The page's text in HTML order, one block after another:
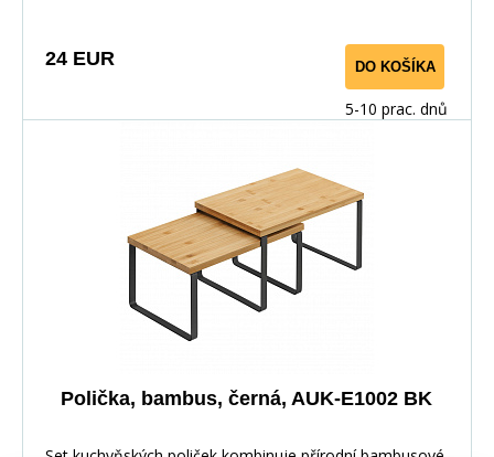
24 EUR DO KOŠÍKA
5-10 prac. dnů
Polička, bambus, černá, AUK-E1002 BK